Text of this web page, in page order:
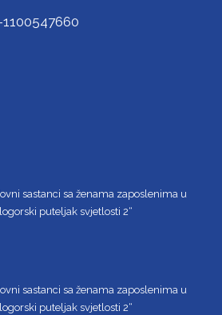
sastanci sa ženama zaposlenima u
puteljak svjetlosti 2“
sastanci sa ženama zaposlenima u
puteljak svjetlosti 2“